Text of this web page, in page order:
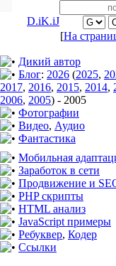
D.iK.iJ
[На
Дикий автор
Блог: 2026 (2025,
2017, 2016, 2015, 2014,
2006, 2005) - 2005
Фотографии
Видео, Аудио
Фантастика
Мобильная
Заработок в сети
Продвижение и
PHP скрипты
HTML анализ
JavaScript примеры
Ребуквер, Кодер
Ссылки